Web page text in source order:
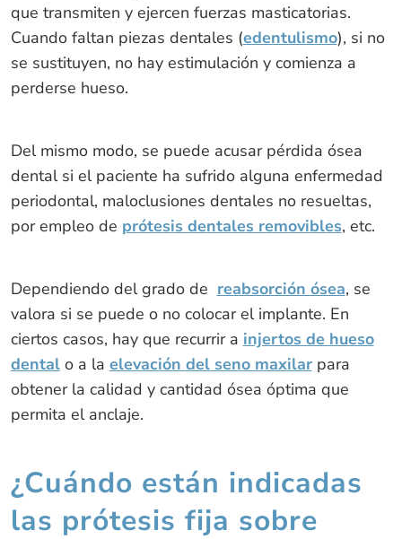
que transmiten y ejercen fuerzas masticatorias.
Cuando faltan piezas dentales (edentulismo), si no
se sustituyen, no hay estimulación y comienza a
perderse hueso.
Del mismo modo, se puede acusar pérdida ósea
dental si el paciente ha sufrido alguna enfermedad
periodontal, maloclusiones dentales no resueltas,
por empleo de prótesis dentales removibles, etc.
Dependiendo del grado de reabsorción ósea, se
valora si se puede o no colocar el implante. En
ciertos casos, hay que recurrir a injertos de hueso
dentalo a la elevación del seno maxilarpara
obtener la calidad y cantidad ósea óptima que
permita el anclaje.
¿Cuándo están indicadas
las prótesis fija sobre